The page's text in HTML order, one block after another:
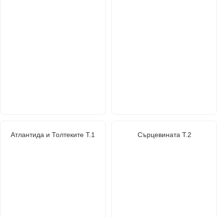
Атлантида и Толтеките Т.1 Сърцевината Т.2